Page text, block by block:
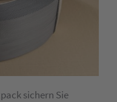
sichern Sie